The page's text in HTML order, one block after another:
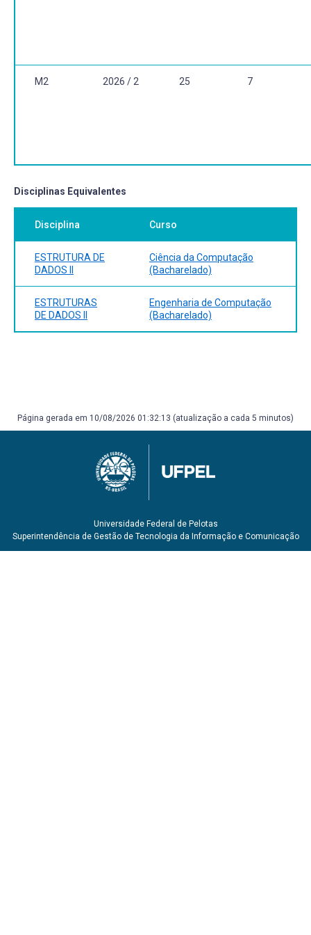
M2 2026 / 2 25 7
Disciplinas Equivalentes
Disciplina Curso
ESTRUTURA DE
DADOS II
Ciência da Computação
(Bacharelado)
ESTRUTURAS
DE DADOS II
Engenharia de Computação
(Bacharelado)
Página gerada em 10/08/2026 01:32:13 (atualização a cada 5 minutos)
Universidade Federal de Pelotas
Superintendência de Gestão de Tecnologia da Informação e Comunicação